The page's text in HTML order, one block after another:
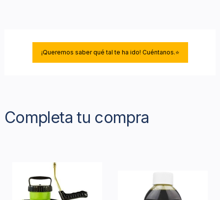
¡Queremos saber qué tal te ha ido! Cuéntanos.⭐
Completa tu compra